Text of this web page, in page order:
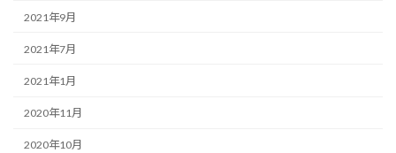
2021年9月
2021年7月
2021年1月
2020年11月
2020年10月